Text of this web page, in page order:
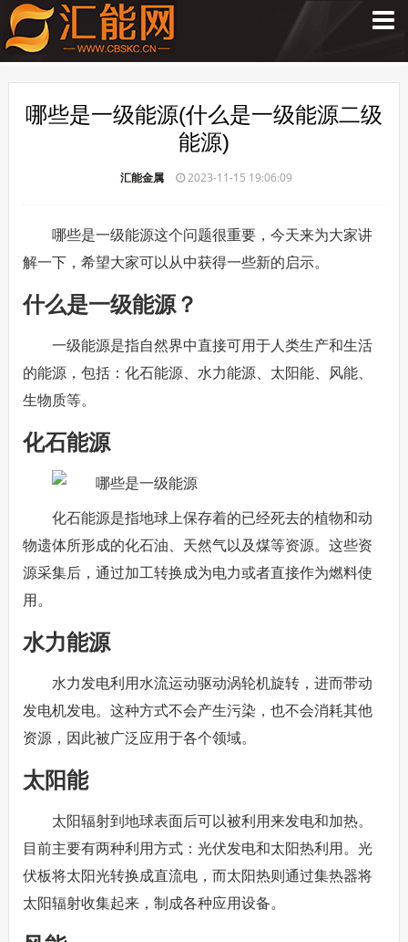
哪些是一级能源(什么是一级能源二级
能源)
汇能金属 2023-11-15 19:06:09
哪些是一级能源这个问题很重要，今天来为大家讲
解一下，希望大家可以从中获得一些新的启示。
什么是一级能源？
一级能源是指自然界中直接可用于人类生产和生活
的能源，包括：化石能源、水力能源、太阳能、风能、
生物质等。
化石能源
化石能源是指地球上保存着的已经死去的植物和动
物遗体所形成的化石油、天然气以及煤等资源。这些资
源采集后，通过加工转换成为电力或者直接作为燃料使
用。
水力能源
水力发电利用水流运动驱动涡轮机旋转，进而带动
发电机发电。这种方式不会产生污染，也不会消耗其他
资源，因此被广泛应用于各个领域。
太阳能
太阳辐射到地球表面后可以被利用来发电和加热。
目前主要有两种利用方式：光伏发电和太阳热利用。光
伏板将太阳光转换成直流电，而太阳热则通过集热器将
太阳辐射收集起来，制成各种应用设备。